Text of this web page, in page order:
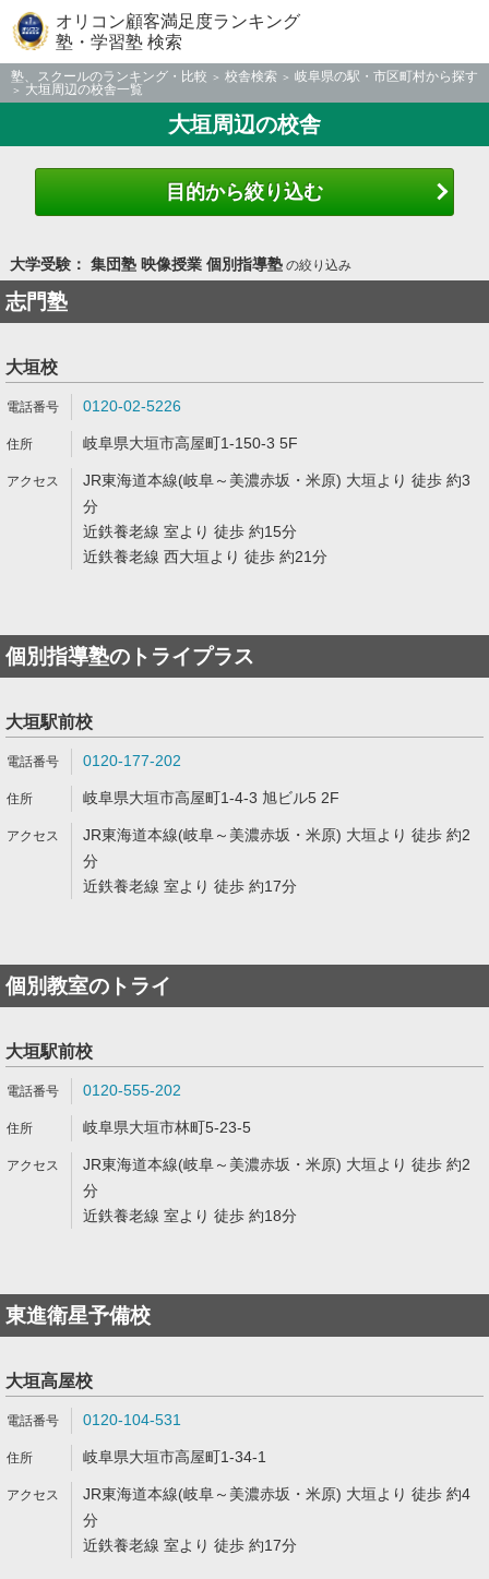
オリコン顧客満足度ランキング
塾・学習塾 検索
塾、スクールのランキング・比較 校舎検索
岐阜県の駅・市区町村から探す
大垣周辺の校舎一覧
大垣周辺の校舎
目的から絞り込む
大学受験： 集団塾 映像授業 個別指導塾の絞り込み
志門塾
大垣校
0120-02-5226
岐阜県大垣市高屋町1-150-3 5F
JR東海道本線(岐阜～美濃赤坂・米原) 大垣より 徒歩 約3
分
近鉄養老線 室より 徒歩 約15分
近鉄養老線 西大垣より 徒歩 約21分
個別指導塾のトライプラス
大垣駅前校
0120-177-202
岐阜県大垣市高屋町1-4-3 旭ビル5 2F
JR東海道本線(岐阜～美濃赤坂・米原) 大垣より 徒歩 約2
分
近鉄養老線 室より 徒歩 約17分
個別教室のトライ
大垣駅前校
0120-555-202
岐阜県大垣市林町5-23-5
JR東海道本線(岐阜～美濃赤坂・米原) 大垣より 徒歩 約2
分
近鉄養老線 室より 徒歩 約18分
東進衛星予備校
大垣高屋校
0120-104-531
岐阜県大垣市高屋町1-34-1
JR東海道本線(岐阜～美濃赤坂・米原) 大垣より 徒歩 約4
分
近鉄養老線 室より 徒歩 約17分